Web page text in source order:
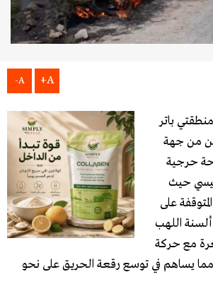
A+
A-
باتر
من جهة
حرجية
حيث
على
اللهب
مع حركة
مما يساهم في توسع رقعة الحريق على نحو